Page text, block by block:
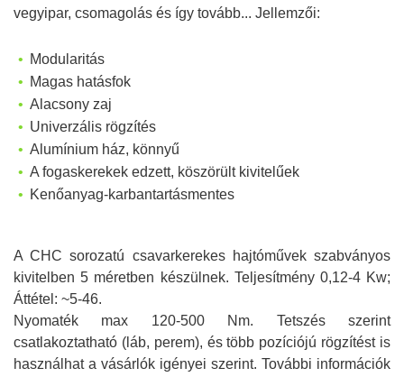
vegyipar, csomagolás és így tovább... Jellemzői:
Modularitás
Magas hatásfok
Alacsony zaj
Univerzális rögzítés
Alumínium ház, könnyű
A fogaskerekek edzett, köszörült kivitelűek
Kenőanyag-karbantartásmentes
A CHC sorozatú csavarkerekes hajtóművek szabványos
kivitelben 5 méretben készülnek. Teljesítmény 0,12-4 Kw;
Áttétel: ~5-46.
Nyomaték max 120-500 Nm. Tetszés szerint
csatlakoztatható (láb, perem), és több pozíciójú rögzítést is
használhat a vásárlók igényei szerint. További információk